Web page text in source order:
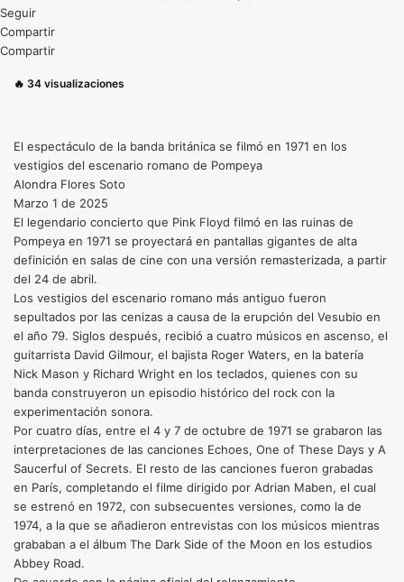
Seguir
Compartir
Compartir
🔥 34 visualizaciones
El espectáculo de la banda británica se filmó en 1971 en los
vestigios del escenario romano de Pompeya
Alondra Flores Soto
Marzo 1 de 2025
El legendario concierto que Pink Floyd filmó en las ruinas de
Pompeya en 1971 se proyectará en pantallas gigantes de alta
definición en salas de cine con una versión remasterizada, a partir
del 24 de abril.
Los vestigios del escenario romano más antiguo fueron
sepultados por las cenizas a causa de la erupción del Vesubio en
el año 79. Siglos después, recibió a cuatro músicos en ascenso, el
guitarrista David Gilmour, el bajista Roger Waters, en la batería
Nick Mason y Richard Wright en los teclados, quienes con su
banda construyeron un episodio histórico del rock con la
experimentación sonora.
Por cuatro días, entre el 4 y 7 de octubre de 1971 se grabaron las
interpretaciones de las canciones Echoes, One of These Days y A
Saucerful of Secrets. El resto de las canciones fueron grabadas
en París, completando el filme dirigido por Adrian Maben, el cual
se estrenó en 1972, con subsecuentes versiones, como la de
1974, a la que se añadieron entrevistas con los músicos mientras
grababan a el álbum The Dark Side of the Moon en los estudios
Abbey Road.